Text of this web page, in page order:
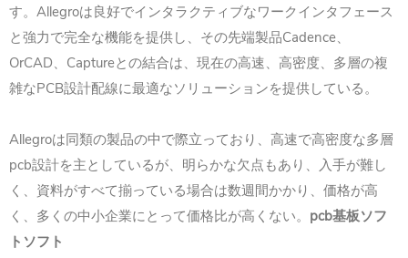
す。 Allegroは良好でインタラクティブなワークインタフェース
と強力で完全な機能を提供し、その先端製品Cadence、
OrCAD、 Captureとの結合は、現在の高速、高密度、多層の複
雑なPCB設計配線に最適なソリューションを提供している。
Allegroは同類の製品の中で際立っており、高速で高密度な多層
pcb設計を主としているが、明らかな欠点もあり、入手が難し
く、資料がすべて揃っている場合は数週間かかり、価格が高
く、多くの中小企業にとって価格比が高くない。 pcb基板ソフ
トソフト